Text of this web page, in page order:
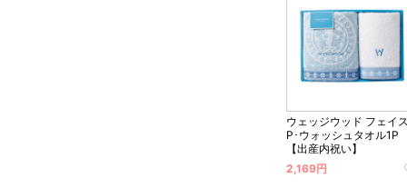
ウェッジウッド フェイ
P･ウォッシュタオル1P
【出産内祝い】
2,169円